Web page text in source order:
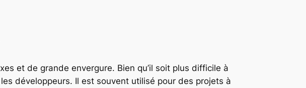
et de grande envergure. Bien qu’il soit plus difficile à
développeurs. Il est souvent utilisé pour des projets à